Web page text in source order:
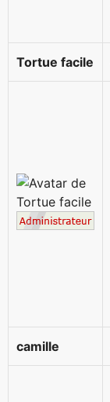
Tortue facile
camille